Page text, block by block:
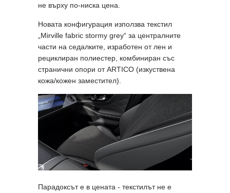
не върху по-ниска цена.
Новата конфигурация използва текстил
„Mirville fabric stormy grey“ за централните
части на седалките, изработен от лен и
рециклиран полиестер, комбиниран със
странични опори от ARTICO (изкуствена
кожа/кожен заместител).
Парадоксът е в цената - текстилът не е